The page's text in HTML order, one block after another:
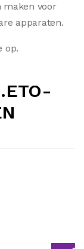
voor
apparaten.
op.